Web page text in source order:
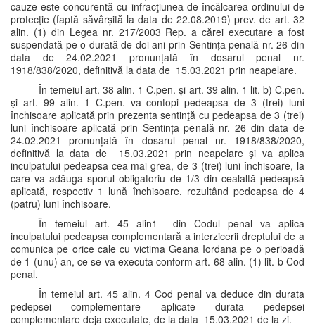
cauze este concurentă cu infracţiunea de încălcarea ordinului de
protecţie (faptă săvârșită la data de 22.08.2019) prev. de art. 32
alin. (1) din Legea nr. 217/2003 Rep. a cărei executare a fost
suspendată pe o durată de doi ani prin Sentința penală nr. 26 din
data de 24.02.2021 pronunțată în dosarul penal nr.
1918/838/2020, definitivă la data de 15.03.2021 prin neapelare.
În temeiul art. 38 alin. 1 C.pen. și art. 39 alin. 1 lit. b) C.pen.
şi art. 99 alin. 1 C.pen. va contopi pedeapsa de 3 (trei) luni
închisoare aplicată prin prezenta sentinţă cu pedeapsa de 3 (trei)
luni închisoare aplicată prin Sentința penală nr. 26 din data de
24.02.2021 pronunțată în dosarul penal nr. 1918/838/2020,
definitivă la data de 15.03.2021 prin neapelare şi va aplica
inculpatului pedeapsa cea mai grea, de 3 (trei) luni închisoare, la
care va adăuga sporul obligatoriu de 1/3 din cealaltă pedeapsă
aplicată, respectiv 1 lună închisoare, rezultând pedeapsa de 4
(patru) luni închisoare.
În temeiul art. 45 alin1 din Codul penal va aplica
inculpatului pedeapsa complementară a interzicerii dreptului de a
comunica pe orice cale cu victima Geana Iordana pe o perioadă
de 1 (unu) an, ce se va executa conform art. 68 alin. (1) lit. b Cod
penal.
În temeiul art. 45 alin. 4 Cod penal va deduce din durata
pedepsei complementare aplicate durata pedepsei
complementare deja executate, de la data 15.03.2021 de la zi.